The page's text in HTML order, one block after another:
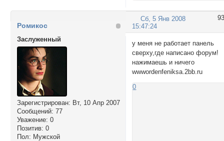
93
Сб, 5 Янв 2008
15:47:24
Ромикос
Заслуженный
Зарегистрирован: Вт, 10 Апр 2007
Сообщений: 77
Уважение: 0
Позитив: 0
Пол: Мужской
у меня не работает панель
сверху,где написано форум!
нажимаешь и ничего
wwwordenfeniksa.2bb.ru
0